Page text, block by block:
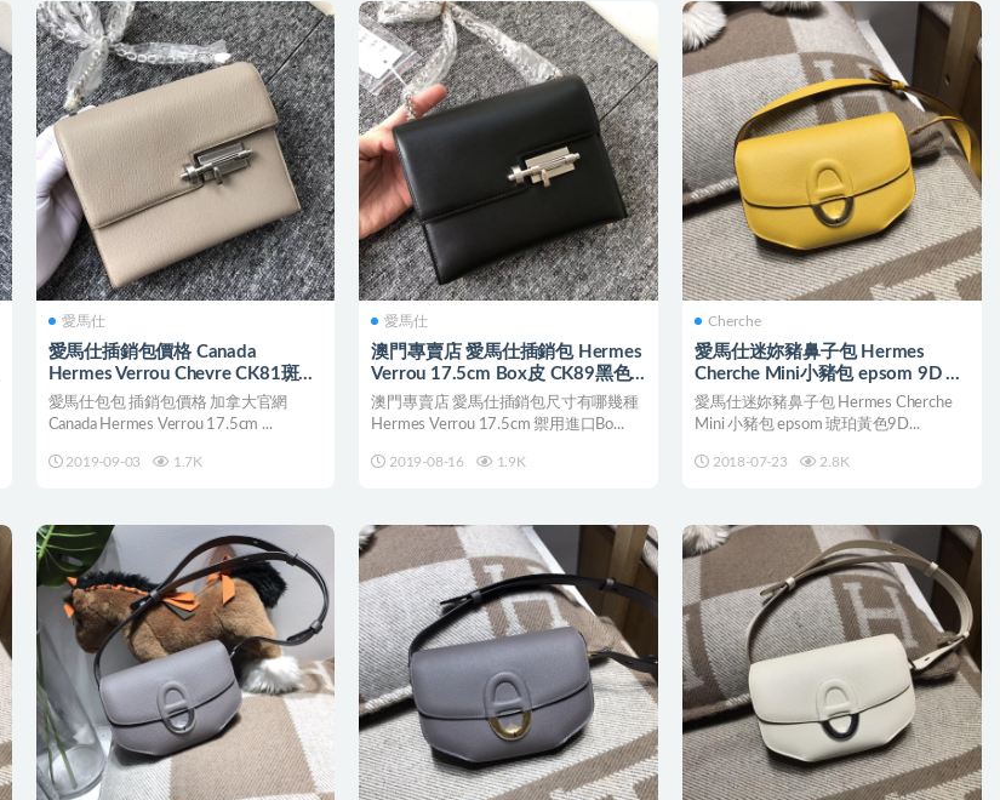
愛馬仕
愛馬仕插銷包價格 Canada
Hermes Verrou Chevre CK81斑鳩
灰 Gris Tourterelle
愛馬仕包包 插銷包價格 加拿大官網
Canada Hermes Verrou 17.5cm ...
2019-09-03 1.7K
愛馬仕
澳門專賣店 愛馬仕插銷包 Hermes
Verrou 17.5cm Box皮 CK89黑色
Noir
澳門專賣店 愛馬仕插銷包尺寸有哪幾種
Hermes Verrou 17.5cm 禦用進口Bo...
2019-08-16 1.9K
Cherche
愛馬仕迷妳豬鼻子包 Hermes
Cherche Mini小豬包 epsom 9D 琥
珀黃色
愛馬仕迷妳豬鼻子包 Hermes Cherche
Mini 小豬包 epsom 琥珀黃色9D...
2018-07-23 2.8K